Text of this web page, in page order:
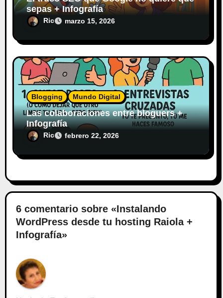
sepas + Infografía
Ric marzo 15, 2026
Blogging Mundo Digital
Las colaboraciones entre bloguers +
Infografía
Ric febrero 22, 2026
6 comentario sobre «Instalando
WordPress desde tu hosting Raiola +
Infografía»